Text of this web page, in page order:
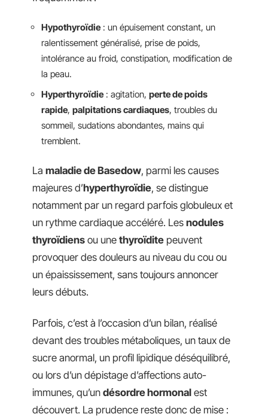
Hypothyroïdie : un épuisement constant, un
ralentissement généralisé, prise de poids,
intolérance au froid, constipation, modification de
la peau.
Hyperthyroïdie : agitation, perte de poids
rapide, palpitations cardiaques, troubles du
sommeil, sudations abondantes, mains qui
tremblent.
La maladie de Basedow, parmi les causes
majeures d’hyperthyroïdie, se distingue
notamment par un regard parfois globuleux et
un rythme cardiaque accéléré. Les nodules
thyroïdiens ou une thyroïdite peuvent
provoquer des douleurs au niveau du cou ou
un épaississement, sans toujours annoncer
leurs débuts.
Parfois, c’est à l’occasion d’un bilan, réalisé
devant des troubles métaboliques, un taux de
sucre anormal, un profil lipidique déséquilibré,
ou lors d’un dépistage d’affections auto-
immunes, qu’un désordre hormonal est
découvert. La prudence reste donc de mise :